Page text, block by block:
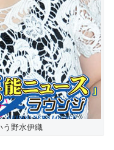
う野水伊織